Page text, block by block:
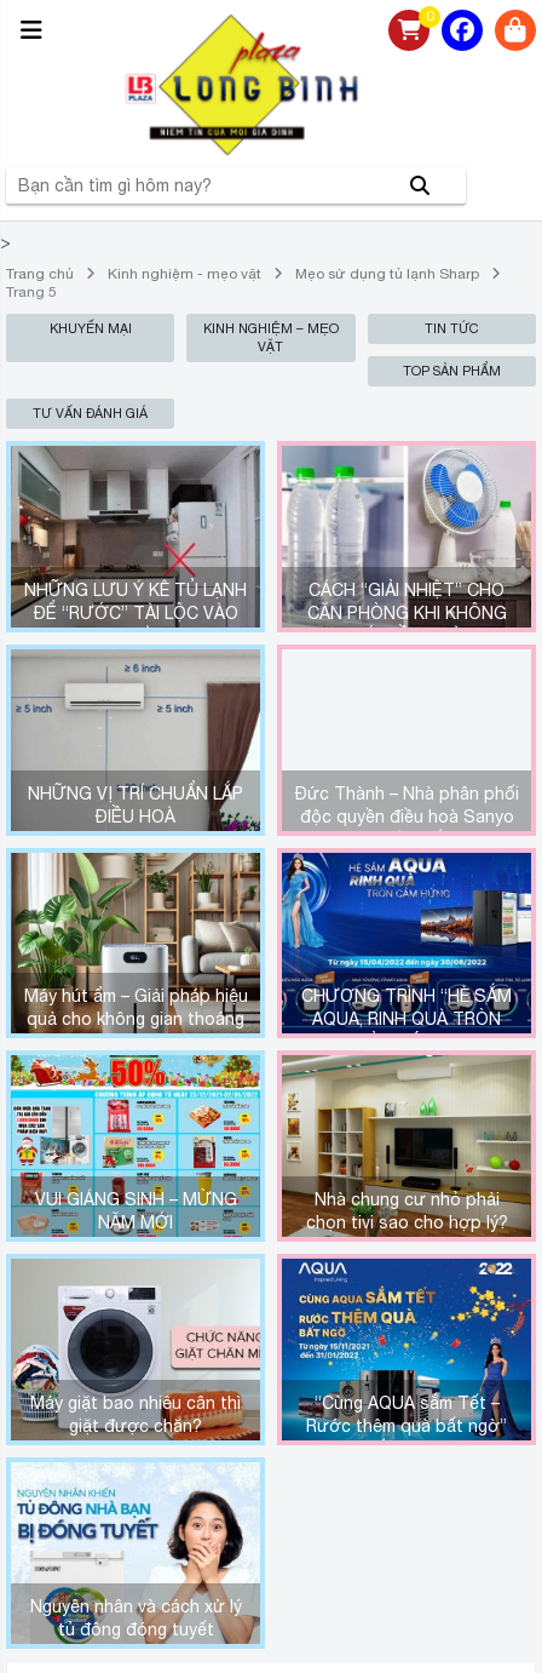
0
>
Trang chủ Kinh nghiệm - mẹo vặt
Mẹo sử dụng tủ lạnh Sharp
Trang 5
KHUYẾN MẠI
KINH NGHIỆM – MẸO
VẶT
TIN TỨC
TOP SẢN PHẨM
TƯ VẤN ĐÁNH GIÁ
NHỮNG LƯU Ý KÊ TỦ LẠNH
ĐỂ “RƯỚC” TÀI LỘC VÀO
NHÀ
CÁCH “GIẢI NHIỆT” CHO
CĂN PHÒNG KHI KHÔNG
CÓ ĐIỀU HOÀ
NHỮNG VỊ TRÍ CHUẨN LẮP
ĐIỀU HOÀ
Đức Thành – Nhà phân phối
độc quyền điều hoà Sanyo
tại miền Bắc.
Máy hút ẩm – Giải pháp hiệu
quả cho không gian thoáng
mát
CHƯƠNG TRÌNH “HÈ SẮM
AQUA, RINH QUÀ TRÒN
CẢM HỨNG”
VUI GIÁNG SINH – MỪNG
NĂM MỚI
Nhà chung cư nhỏ phải
chọn tivi sao cho hợp lý?
Máy giặt bao nhiêu cân thì
giặt được chăn?
“Cùng AQUA sắm Tết –
Rước thêm quà bất ngờ”
khi mua sắm tại Long Bình
Nguyên nhân và cách xử lý
tủ đông đóng tuyết